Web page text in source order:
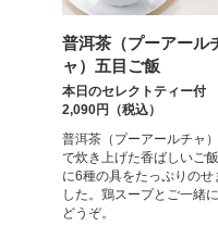
普洱茶（プーアール
ャ）五目ご飯
本日のセレクトティー付
2,090円（税込）
普洱茶（プーアールチャ）
で炊き上げた香ばしいご飯
に6種の具をたっぷりのせ
した。鶏スープとご一緒に
どうぞ。